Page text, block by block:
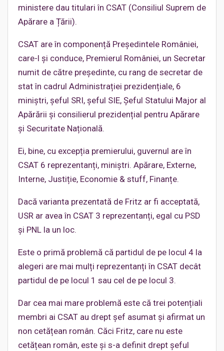
ministere dau titulari în CSAT (Consiliul Suprem de
Apărare a Țării).
CSAT are în componență Președintele României,
care-l și conduce, Premierul României, un Secretar
numit de către președinte, cu rang de secretar de
stat în cadrul Administrației prezidențiale, 6
miniștri, șeful SRI, șeful SIE, Șeful Statului Major al
Apărării și consilierul prezidențial pentru Apărare
și Securitate Națională.
Ei, bine, cu excepția premierului, guvernul are în
CSAT 6 reprezentanți, miniștri. Apărare, Externe,
Interne, Justiție, Economie & stuff, Finanțe.
Dacă varianta prezentată de Fritz ar fi acceptată,
USR ar avea în CSAT 3 reprezentanți, egal cu PSD
și PNL la un loc.
Este o primă problemă că partidul de pe locul 4 la
alegeri are mai mulți reprezentanți în CSAT decât
partidul de pe locul 1 sau cel de pe locul 3.
Dar cea mai mare problemă este că trei potențiali
membri ai CSAT au drept șef asumat și afirmat un
non cetățean român. Căci Fritz, care nu este
cetățean român, este și s-a definit drept șeful